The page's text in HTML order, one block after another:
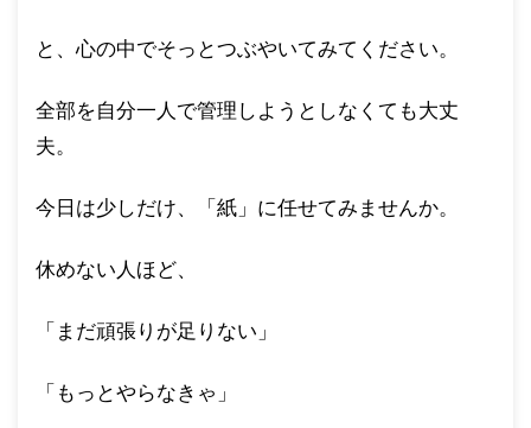
と、心の中でそっとつぶやいてみてください。
全部を自分一人で管理しようとしなくても大丈
夫。
今日は少しだけ、「紙」に任せてみませんか。
休めない人ほど、
「まだ頑張りが足りない」
「もっとやらなきゃ」